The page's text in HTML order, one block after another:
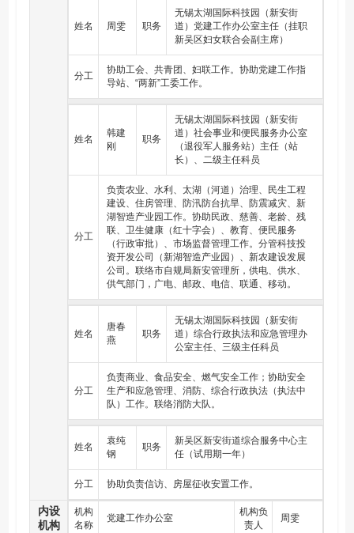
姓名 周雯 职务
无锡太湖国际科技园（新安街
道）党建工作办公室主任（挂职
新吴区妇女联合会副主席）
分工
协助工会、共青团、妇联工作。协助党建工作指
导站、“两新”工委工作。
姓名
韩建
刚
职务
无锡太湖国际科技园（新安街
道）社会事业和便民服务办公室
（退役军人服务站）主任（站
长）、二级主任科员
分工
负责农业、水利、太湖（河道）治理、民生工程
建设、住房管理、防汛防台抗旱、防震减灾、新
湖智造产业园工作。协助民政、慈善、老龄、残
联、卫生健康（红十字会）、教育、便民服务
（行政审批）、市场监督管理工作。分管科技投
资开发公司（新湖智造产业园）、新农建设发展
公司。联络市自规局新安管理所，供电、供水、
供气部门，广电、邮政、电信、联通、移动。
姓名
唐春
燕
职务
无锡太湖国际科技园（新安街
道）综合行政执法和应急管理办
公室主任、三级主任科员
分工
负责商业、食品安全、燃气安全工作；协助安全
生产和应急管理、消防、综合行政执法（执法中
队）工作。联络消防大队。
姓名
袁纯
钢
职务
新吴区新安街道综合服务中心主
任（试用期一年）
分工 协助负责信访、房屋征收安置工作。
内设
机构
机构
名称
党建工作办公室
机构负
责人
周雯